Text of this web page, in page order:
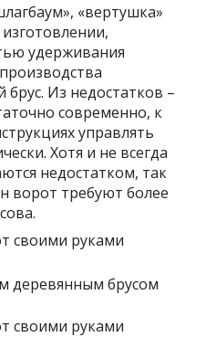
«вертушка»
удерживания
брус. Из недостатков –
современно, к
управлять
Хотя и не всегда
недостатком, так
ворот требуют более
деревянным брусом